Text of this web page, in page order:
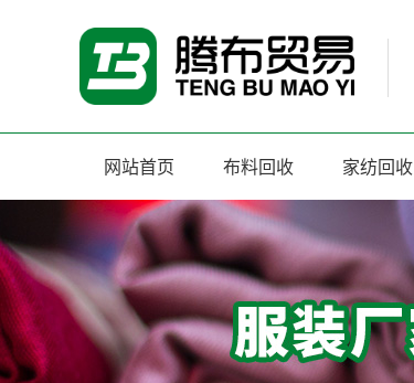
网站首页 布料回收 家纺回收